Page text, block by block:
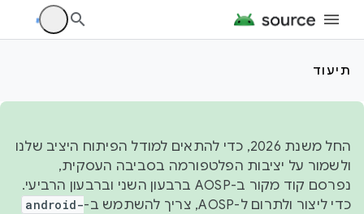
תיעוד
החל משנת 2026, כדי להתאים למודל הפיתוח היציב שלנו
ולשמור על יציבות הפלטפורמה בסביבה העסקית,
נפרסם קוד מקור ב-AOSP ברבעון השני וברבעון הרביעי.
כדי ליצור ולתרום ל-AOSP, צריך להשתמש ב-
android-